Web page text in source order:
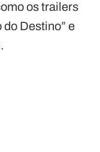
os trailers
do Destino” e